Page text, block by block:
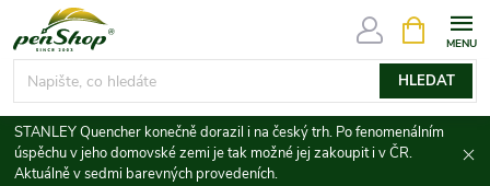
na
obsah
HLEDAT
NÁKUPNÍ
KOŠÍK
STANLEY Quencher konečně dorazil i na český trh. Po fenomenálním
úspěchu v jeho domovské zemi je tak možné jej zakoupit i v ČR.
Aktuálně v sedmi barevných provedeních.